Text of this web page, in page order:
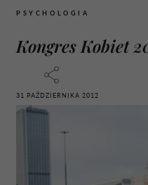
PSYCHOLOGIA
Kongres Kobiet
31 PAŹDZIERNIKA 2012